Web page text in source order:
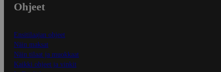
Ohjeet
Ensitilaajan ohjeet
Näin maksat
Näin tilaat ja muokkaat
Kaikki ohjeet ja vinkit